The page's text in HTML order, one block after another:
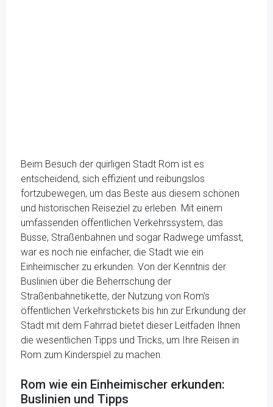
Beim Besuch der quirligen Stadt Rom ist es
entscheidend, sich effizient und reibungslos
fortzubewegen, um das Beste aus diesem schönen
und historischen Reiseziel zu erleben. Mit einem
umfassenden öffentlichen Verkehrssystem, das
Busse, Straßenbahnen und sogar Radwege umfasst,
war es noch nie einfacher, die Stadt wie ein
Einheimischer zu erkunden. Von der Kenntnis der
Buslinien über die Beherrschung der
Straßenbahnetikette, der Nutzung von Rom's
öffentlichen Verkehrstickets bis hin zur Erkundung der
Stadt mit dem Fahrrad bietet dieser Leitfaden Ihnen
die wesentlichen Tipps und Tricks, um Ihre Reisen in
Rom zum Kinderspiel zu machen.
Rom wie ein Einheimischer erkunden:
Buslinien und Tipps